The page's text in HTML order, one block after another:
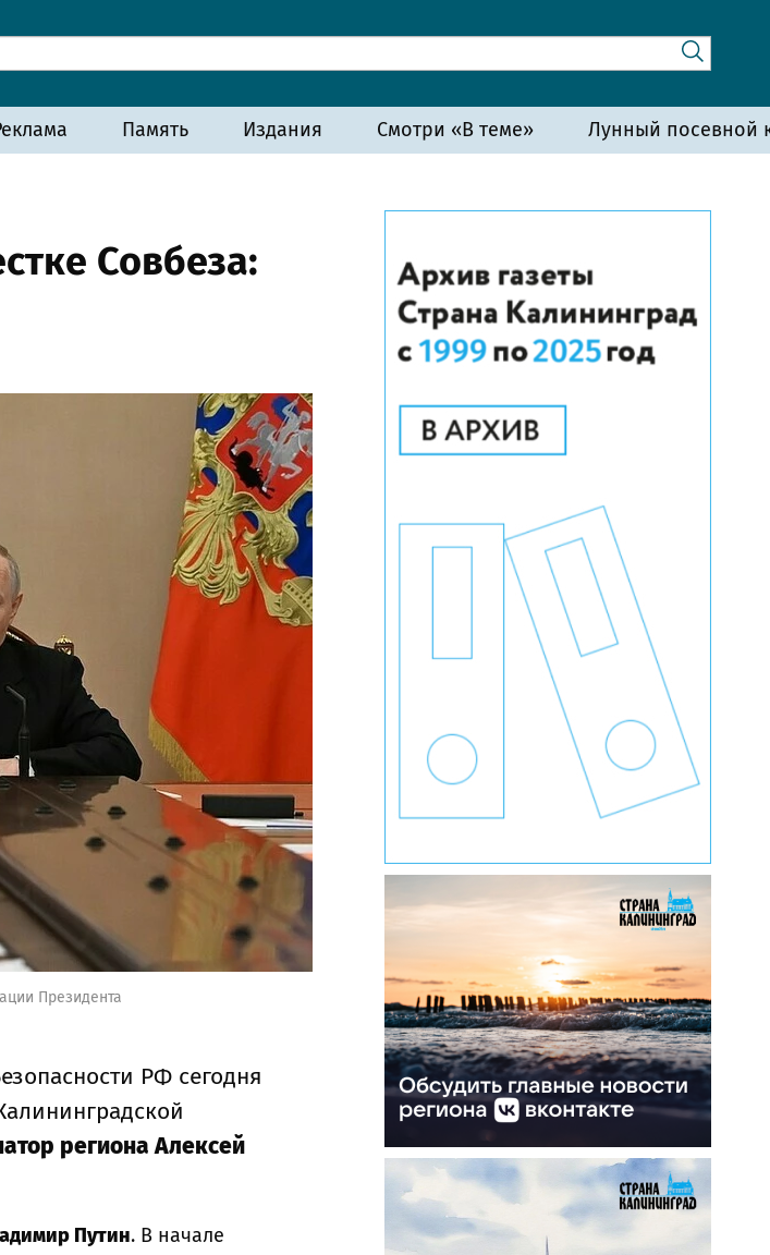
Память Издания Смотри «В теме» Лунный посевной
Совбеза:
Президента
РФ сегодня
региона Алексей
Путин. В начале